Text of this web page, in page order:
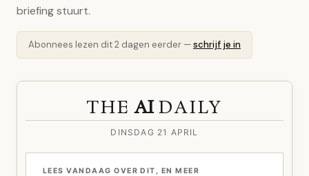
briefing stuurt.
Abonnees lezen dit 2 dagen eerder —schrijf je in
THE AIDAILY
DINSDAG 21 APRIL
LEES VANDAAG OVER DIT, EN MEER